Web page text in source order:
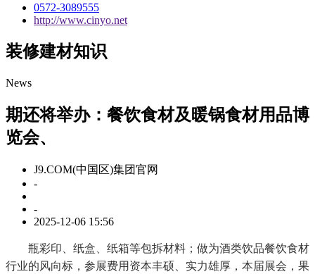
0572-3089555
http://www.cinyo.net
装修建材知识
News
期还将举办：餐饮食材及暖锅食材用品博
览会、
J9.COM(中国区)集团官网
-
-
2025-12-06 15:56
瓶彩印、纸盒、纸箱等包拆材料；做为酒类饮品餐饮食材
行业的风向标，参展费用资本丰硕、实力雄厚，本届展会，果